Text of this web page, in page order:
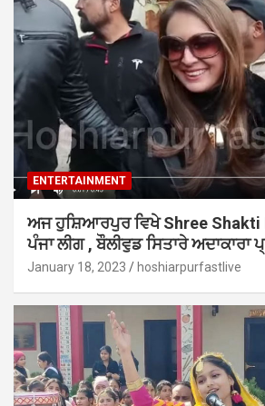
ENTERTAINMENT
ਅਜ ਹੁਸ਼ਿਆਰਪੁਰ ਵਿਖੇ Shree Shakti
ਪੰਜਾ ਲੀਗ , ਬੌਲੀਵੁਡ ਸਿਤਾਰੇ ਅਦਾਕਾਰਾ
January 18, 2023 hoshiarpurfastlive